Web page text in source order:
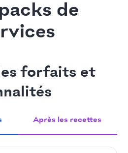
de
forfaits et
Après les recettes